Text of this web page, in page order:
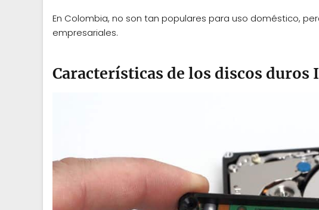
En Colombia, no son tan populares para uso doméstico,
empresariales.
Características de los discos duros